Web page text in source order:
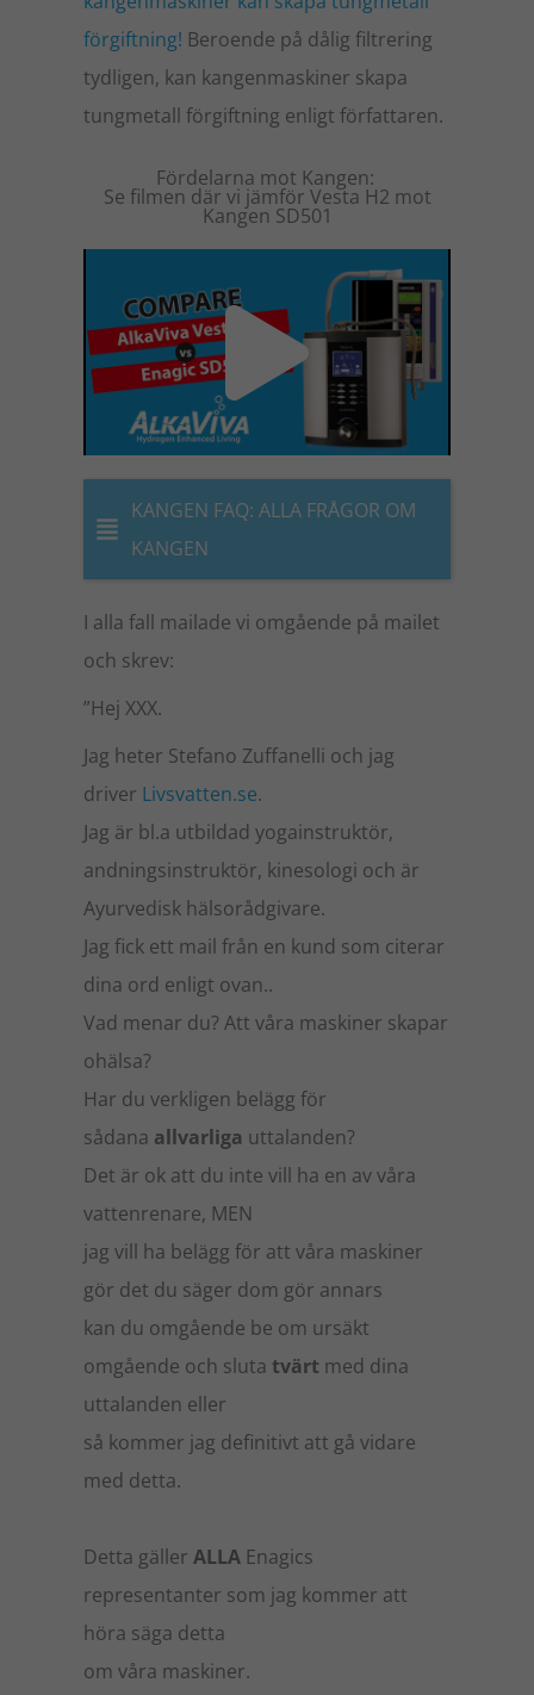
förgiftning! Beroende på dålig filtrering
tydligen, kan kangenmaskiner skapa
tungmetall förgiftning enligt författaren.
Fördelarna mot Kangen:
Se filmen där vi jämför Vesta H2 mot
Kangen SD501
Play
KANGEN FAQ: ALLA FRÅGOR OM
KANGEN
I alla fall mailade vi omgående på mailet
och skrev:
”Hej XXX.
Jag heter Stefano Zuffanelli och jag
driver Livsvatten.se.
Jag är bl.a utbildad yogainstruktör,
andningsinstruktör, kinesologi och är
Ayurvedisk hälsorådgivare.
Jag fick ett mail från en kund som citerar
dina ord enligt ovan..
Vad menar du? Att våra maskiner skapar
ohälsa?
Har du verkligen belägg för
sådana allvarliga uttalanden?
Det är ok att du inte vill ha en av våra
vattenrenare, MEN
jag vill ha belägg för att våra maskiner
gör det du säger dom gör annars
kan du omgående be om ursäkt
omgående och sluta tvärt med dina
uttalanden eller
så kommer jag definitivt att gå vidare
med detta.
Detta gäller ALLA Enagics
representanter som jag kommer att
höra säga detta
om våra maskiner.